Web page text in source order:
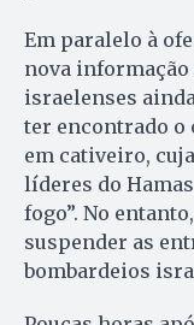
Em paralelo à
nova
israelenses
ter encontrado o
em cativeiro,
líderes do
fogo”. No
suspender as
bombardeios